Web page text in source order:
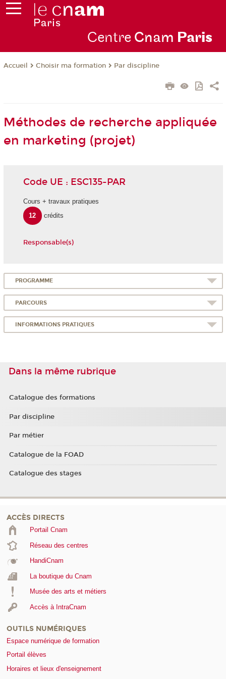
Centre Cnam Paris
Accueil Choisir ma formation Par discipline
Méthodes de recherche appliquée
en marketing (projet)
Code UE : ESC135-PAR
Cours + travaux pratiques
12
crédits
Responsable(s)
PROGRAMME
PARCOURS
INFORMATIONS PRATIQUES
Dans la même rubrique
Catalogue des formations
Par discipline
Par métier
Catalogue de la FOAD
Catalogue des stages
ACCÈS DIRECTS
Portail Cnam
Réseau des centres
HandiCnam
La boutique du Cnam
Musée des arts et métiers
Accès à IntraCnam
OUTILS NUMÉRIQUES
Espace numérique de formation
Portail élèves
Horaires et lieux d'enseignement